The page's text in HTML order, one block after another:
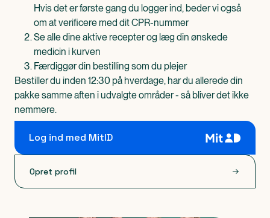
Hvis det er første gang du logger ind, beder vi også
om at verificere med dit CPR-nummer
Se alle dine aktive recepter og læg din ønskede
medicin i kurven
Færdiggør din bestilling som du plejer
Bestiller du inden 12:30 på hverdage, har du allerede din
pakke samme aften i udvalgte områder - så bliver det ikke
nemmere.
Log ind med MitID
Opret profil